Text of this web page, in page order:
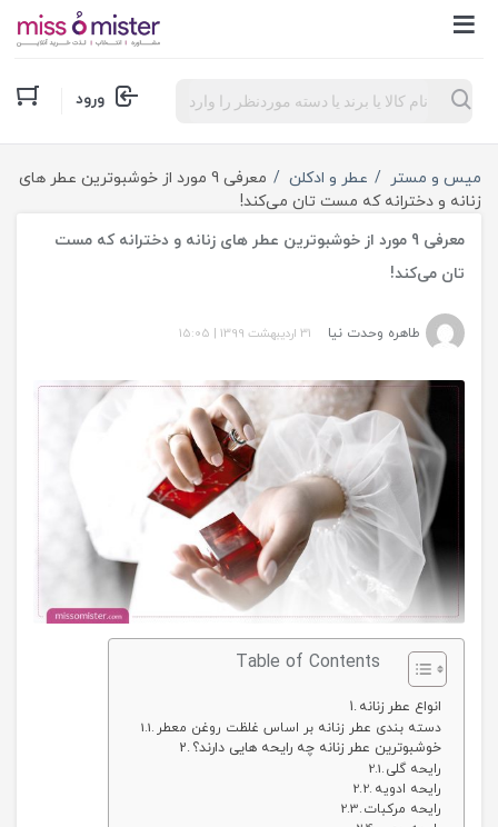
Products
search ورود
میس و مستر عطر و ادکلن
معرفی 9 مورد از خوشبوترین عطر های
زنانه و دخترانه که مست تان می‌کند!
معرفی 9 مورد از خوشبوترین عطر های زنانه و دخترانه که مست
تان می‌کند!
طاهره وحدت نیا 31 اردیبهشت 1399 |
15:05
Table of Contents
انواع عطر زنانه
دسته بندی عطر زنانه بر اساس غلظت روغن معطر
خوشبوترین عطر زنانه چه رایحه هایی دارند؟
رایحه گلی
رایحه ادویه
رایحه مرکبات